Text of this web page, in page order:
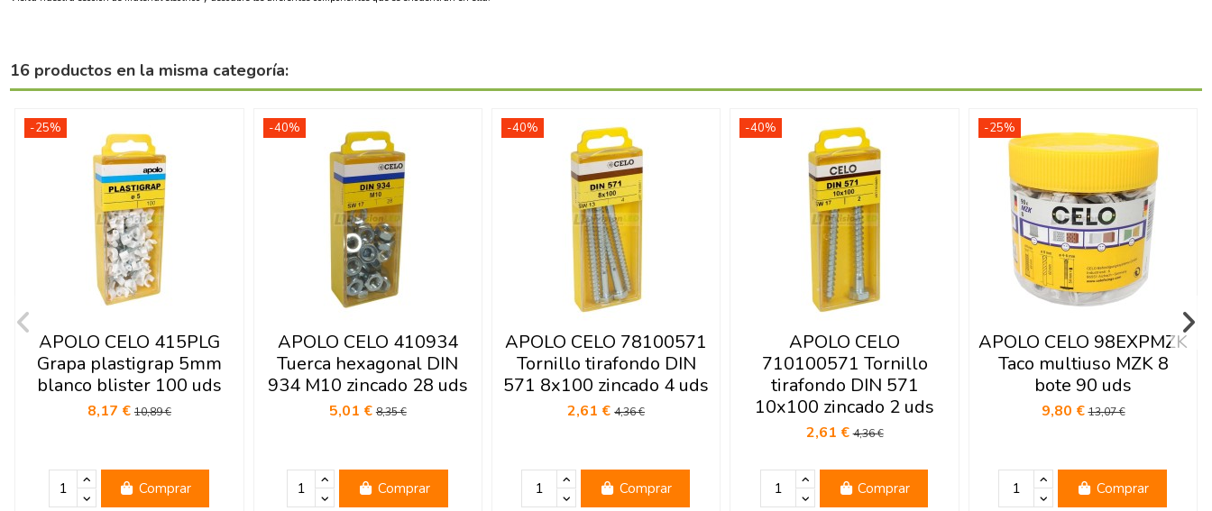
16 productos en la misma categoría:
-25%
APOLO CELO 415PLG
Grapa plastigrap 5mm
blanco blister 100 uds
8,17 € 10,89 €
Comprar
-40%
APOLO CELO 410934
Tuerca hexagonal DIN
934 M10 zincado 28 uds
5,01 €8,35 €
Comprar
-40%
APOLO CELO 78100571
Tornillo tirafondo DIN
571 8x100 zincado 4 uds
2,61 €4,36 €
Comprar
-40%
APOLO CELO
710100571 Tornillo
tirafondo DIN 571
10x100 zincado 2 uds
2,61 €4,36 €
Comprar
-25%
APOLO CELO 98EXPMZK
Taco multiuso MZK 8
bote 90 uds
9,80 €13,07 €
Comprar